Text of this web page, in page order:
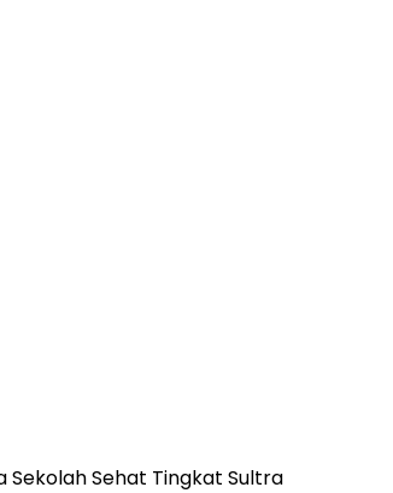
Sekolah Sehat Tingkat Sultra